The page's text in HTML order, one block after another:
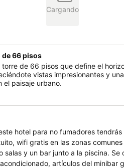
Cargando
66 pisos
torre de 66 pisos que define el
vistas impresionantes y una
el paisaje urbano.
hotel para no fumadores tendrás
wifi gratis en las zonas
y un bar junto a la piscina. Se
artículos del minibar